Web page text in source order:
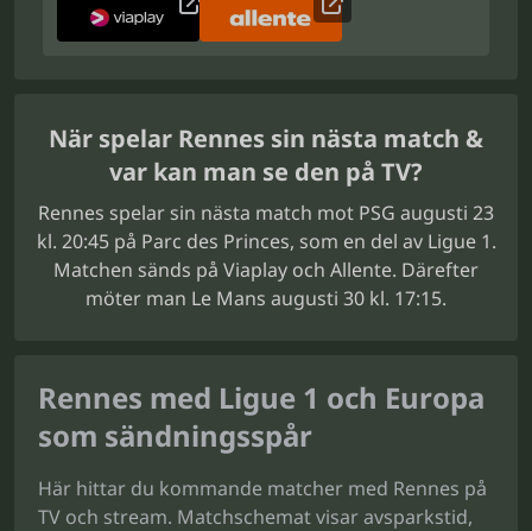
När spelar Rennes sin nästa match &
var kan man se den på TV?
Rennes spelar sin nästa match mot PSG augusti 23
kl. 20:45 på Parc des Princes, som en del av Ligue 1.
Matchen sänds på Viaplay och Allente. Därefter
möter man Le Mans augusti 30 kl. 17:15.
Rennes med Ligue 1 och Europa
som sändningsspår
Här hittar du kommande matcher med Rennes på
TV och stream. Matchschemat visar avsparkstid,